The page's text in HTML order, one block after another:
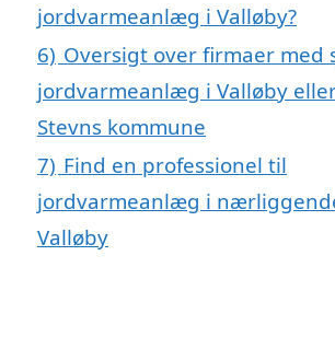
jordvarmeanlæg i Valløby?
6) Oversigt over firmaer med
jordvarmeanlæg i Valløby
Stevns kommune
7) Find en professionel til
jordvarmeanlæg i
Valløby